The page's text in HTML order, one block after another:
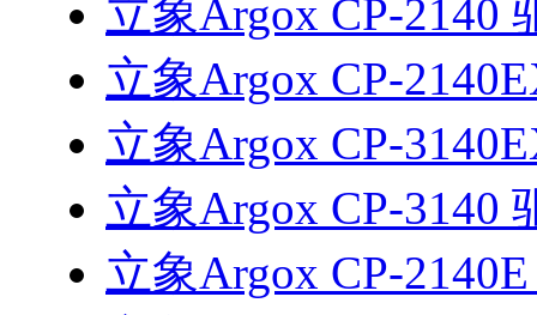
立象Argox CP-2140
立象Argox CP-
立象Argox CP-
立象Argox CP-3140
立象Argox CP-